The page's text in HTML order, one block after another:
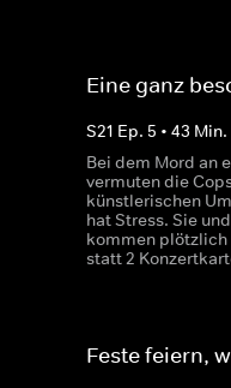
Eine ganz
S21 Ep. 5 • 43 Min.
Bei dem Mord an
vermuten die
künstlerischen
hat Stress. Sie
kommen plötzlich
statt 2
Feste feiern,